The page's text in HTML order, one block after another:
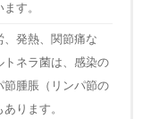
す。
、発熱、関節痛な
トネラ菌は、感染の
節腫脹（リンパ節の
ります。